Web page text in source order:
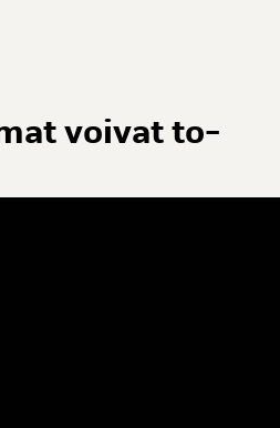
voi­vat to­